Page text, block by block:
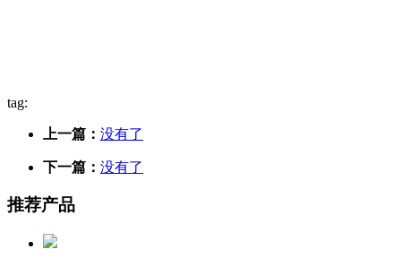
tag:
上一篇： 没有了
下一篇： 没有了
推荐产品